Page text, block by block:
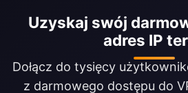
Uzyskaj swój
adres IP
Dołącz do tysięcy
z darmowego dostępu do